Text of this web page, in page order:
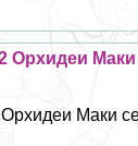
Орхидеи
Маки